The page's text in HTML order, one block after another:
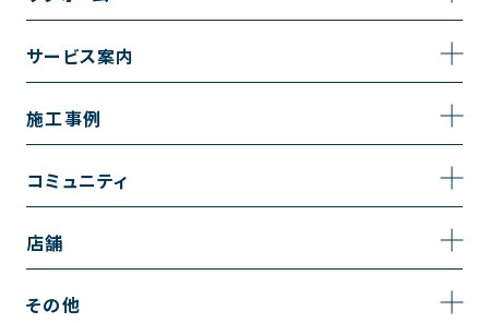
採用情報
トイレのリフォーム
キッチンのリフォーム
リノベーション
内装のリフォーム
サービス案内
サービスの流れ
施工事例
施工事例一覧
お風呂の施工事例
コミュニティ
コミュニティ
店舗
越谷店
その他